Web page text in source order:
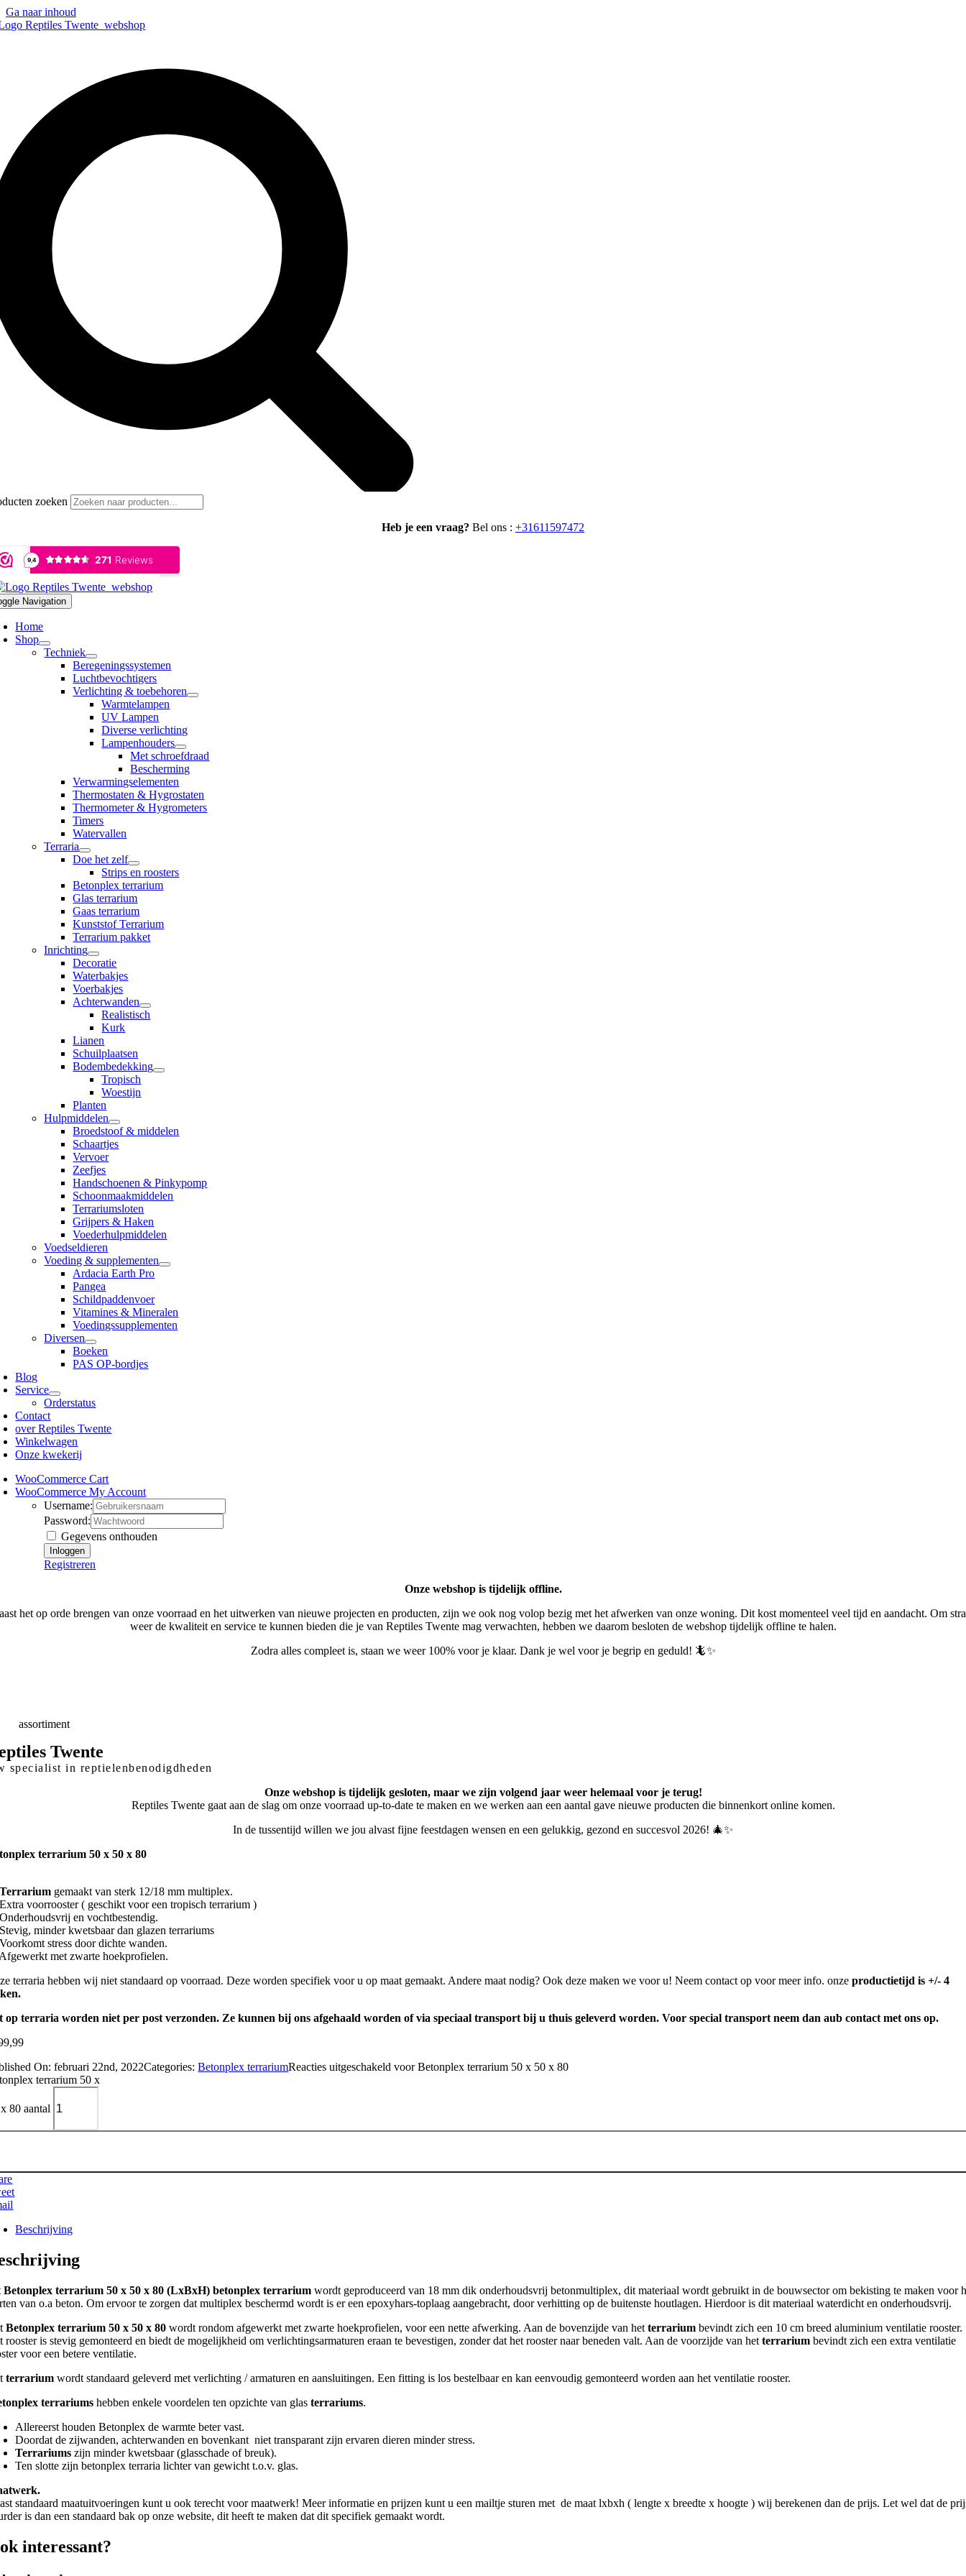
Ga naar inhoud
zoeken
Heb je een vraag? Bel ons : +31611597472
Navigation
Home
Shop
Techniek
Beregeningssystemen
Luchtbevochtigers
Verlichting & toebehoren
Warmtelampen
UV Lampen
Diverse verlichting
Lampenhouders
Met schroefdraad
Bescherming
Verwarmingselementen
Thermostaten & Hygrostaten
Thermometer & Hygrometers
Timers
Watervallen
Terraria
Doe het zelf
Strips en roosters
Betonplex terrarium
Glas terrarium
Gaas terrarium
Kunststof Terrarium
Terrarium pakket
Inrichting
Decoratie
Waterbakjes
Voerbakjes
Achterwanden
Realistisch
Kurk
Lianen
Schuilplaatsen
Bodembedekking
Tropisch
Woestijn
Planten
Hulpmiddelen
Broedstoof & middelen
Schaartjes
Vervoer
Zeefjes
Handschoenen & Pinkypomp
Schoonmaakmiddelen
Terrariumsloten
Grijpers & Haken
Voederhulpmiddelen
Voedseldieren
Voeding & supplementen
Ardacia Earth Pro
Pangea
Schildpaddenvoer
Vitamines & Mineralen
Voedingssupplementen
Diversen
Boeken
PAS OP-bordjes
Blog
Service
Orderstatus
Contact
over Reptiles Twente
Winkelwagen
Onze kwekerij
WooCommerce Cart
WooCommerce My Account
Username:
Password:
Gegevens onthouden
Registreren
Onze webshop is tijdelijk offline.
het op orde brengen van onze voorraad en het uitwerken van nieuwe projecten en producten, zijn we ook nog volop bezig met het afwerken van onze woning. Dit kost momenteel veel tijd en aandacht. Om
weer de kwaliteit en service te kunnen bieden die je van Reptiles Twente mag verwachten, hebben we daarom besloten de webshop tijdelijk offline te halen.
Zodra alles compleet is, staan we weer 100% voor je klaar. Dank je wel voor je begrip en geduld! 🦎✨
assortiment
Twente
specialist in reptielenbenodigdheden
Onze webshop is tijdelijk gesloten, maar we zijn volgend jaar weer helemaal voor je terug!
Reptiles Twente gaat aan de slag om onze voorraad up-to-date te maken en we werken aan een aantal gave nieuwe producten die binnenkort online komen.
In de tussentijd willen we jou alvast fijne feestdagen wensen en een gelukkig, gezond en succesvol 2026! 🎄✨
terrarium 50 x 50 x 80
Terrarium gemaakt van sterk 12/18 mm multiplex.
voorrooster ( geschikt voor een tropisch terrarium )
en vochtbestendig.
minder kwetsbaar dan glazen terrariums
stress door dichte wanden.
met zwarte hoekprofielen.
terraria hebben wij niet standaard op voorraad. Deze worden specifiek voor u op maat gemaakt. Andere maat nodig? Ook deze maken we voor u! Neem contact op voor meer info. onzeproductietijd is +/- 4
op terraria worden niet per post verzonden. Ze kunnen bij ons afgehaald worden of via speciaal transport bij u thuis geleverd worden. Voor special transport neem dan aub contact met ons op.
On: februari 22nd, 2022Categories:Betonplex terrariumReacties uitgeschakeld voor Betonplex terrarium 50 x 50 x 80
terrarium 50 x
80 aantal
Beschrijving
Betonplex terrarium 50 x 50 x 80 (LxBxH) betonplex terrarium wordt geproduceerd van 18 mm dik onderhoudsvrij betonmultiplex, dit materiaal wordt gebruikt in de bouwsector om bekisting te maken voor
van o.a beton. Om ervoor te zorgen dat multiplex beschermd wordt is er een epoxyhars-toplaag aangebracht, door verhitting op de buitenste houtlagen. Hierdoor is dit materiaal waterdicht en onderhoudsvrij.
Betonplex terrarium 50 x 50 x 80wordt rondom afgewerkt met zwarte hoekprofielen, voor een nette afwerking. Aan de bovenzijde van hetterrarium bevindt zich een 10 cm breed aluminium ventilatie rooster.
rooster is stevig gemonteerd en biedt de mogelijkheid om verlichtingsarmaturen eraan te bevestigen, zonder dat het rooster naar beneden valt. Aan de voorzijde van hetterrarium bevindt zich een extra ventilatie
voor een betere ventilatie.
terrarium wordt standaard geleverd met verlichting / armaturen en aansluitingen. Een fitting is los bestelbaar en kan eenvoudig gemonteerd worden aan het ventilatie rooster.
terrariums hebben enkele voordelen ten opzichte van glasterrariums.
Allereerst houden Betonplex de warmte beter vast.
Doordat de zijwanden, achterwanden en bovenkant niet transparant zijn ervaren dieren minder stress.
Terrariums zijn minder kwetsbaar (glasschade of breuk).
Ten slotte zijn betonplex terraria lichter van gewicht t.o.v. glas.
standaard maatuitvoeringen kunt u ook terecht voor maatwerk! Meer informatie en prijzen kunt u een mailtje sturen met de maat lxbxh ( lengte x breedte x hoogte ) wij berekenen dan de prijs. Let wel dat de
is dan een standaard bak op onze website, dit heeft te maken dat dit specifiek gemaakt wordt.
interessant?